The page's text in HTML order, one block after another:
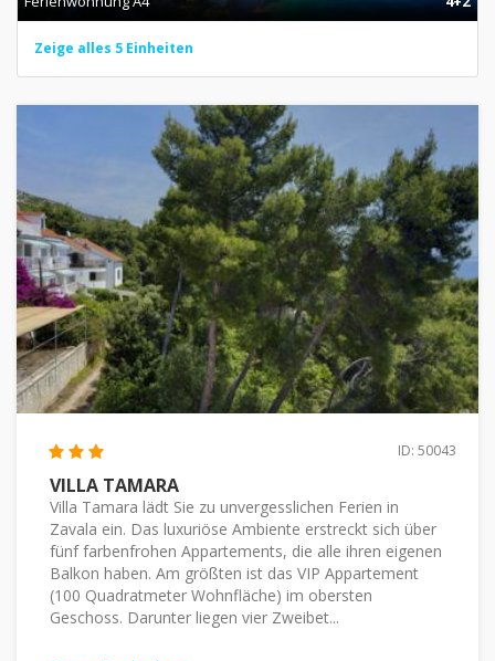
Zeige alles 5 Einheiten
ID: 50043
VILLA TAMARA
Villa Tamara lädt Sie zu unvergesslichen Ferien in
Zavala ein. Das luxuriöse Ambiente erstreckt sich über
fünf farbenfrohen Appartements, die alle ihren eigenen
Balkon haben. Am größten ist das VIP Appartement
(100 Quadratmeter Wohnfläche) im obersten
Geschoss. Darunter liegen vier Zweibet...